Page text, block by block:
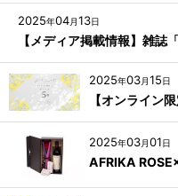
2025年04月13日
【メディア掲載情報】雑誌
2025年03月15日
【オンライン
2025年03月01日
AFRIKA